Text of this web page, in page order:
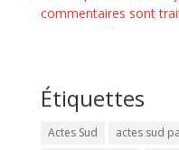
commentaires sont
Étiquettes
Actes Sud actes sud